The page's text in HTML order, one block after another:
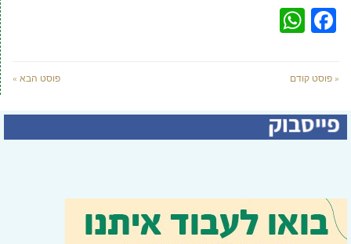
Facebook
« פוסט קודם פוסט הבא »